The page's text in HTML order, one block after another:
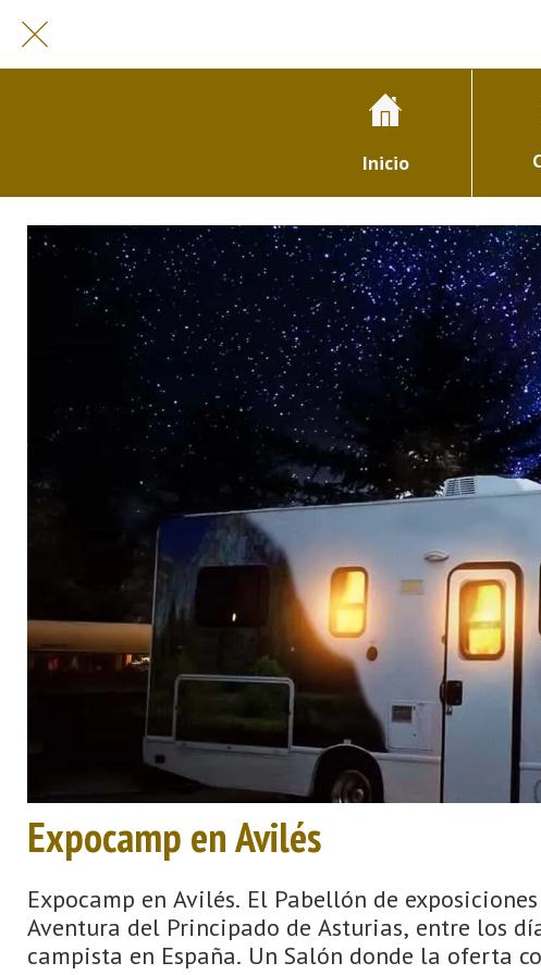
Inicio
Expocamp en Avilés
Expocamp en Avilés. El Pabellón de
Aventura del Principado de Asturias, entre los
campista en España. Un Salón donde la oferta